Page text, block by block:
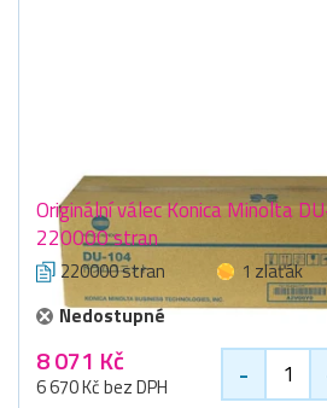
Originální válec Konica Minolta
220000 stran
220000 stran
1 zlaťák
Nedostupné
8 071 Kč
6 670 Kč bez DPH -